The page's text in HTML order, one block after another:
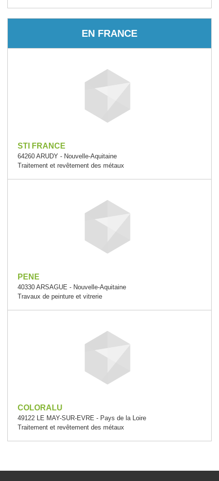
EN FRANCE
STI FRANCE
64260 ARUDY - Nouvelle-Aquitaine
Traitement et revêtement des métaux
PENE
40330 ARSAGUE - Nouvelle-Aquitaine
Travaux de peinture et vitrerie
COLORALU
49122 LE MAY-SUR-EVRE - Pays de la Loire
Traitement et revêtement des métaux